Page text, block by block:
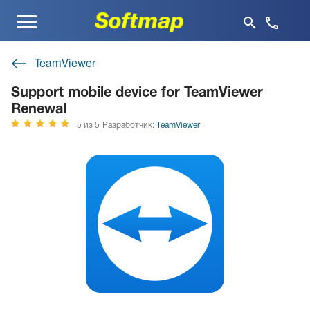
Меню
TeamViewer
Support mobile device for TeamViewer
Renewal
5 из 5 Разработчик: TeamViewer